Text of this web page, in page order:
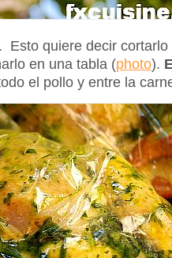
Esto quiere decir
en una tabla (photo).
el pollo y entre la